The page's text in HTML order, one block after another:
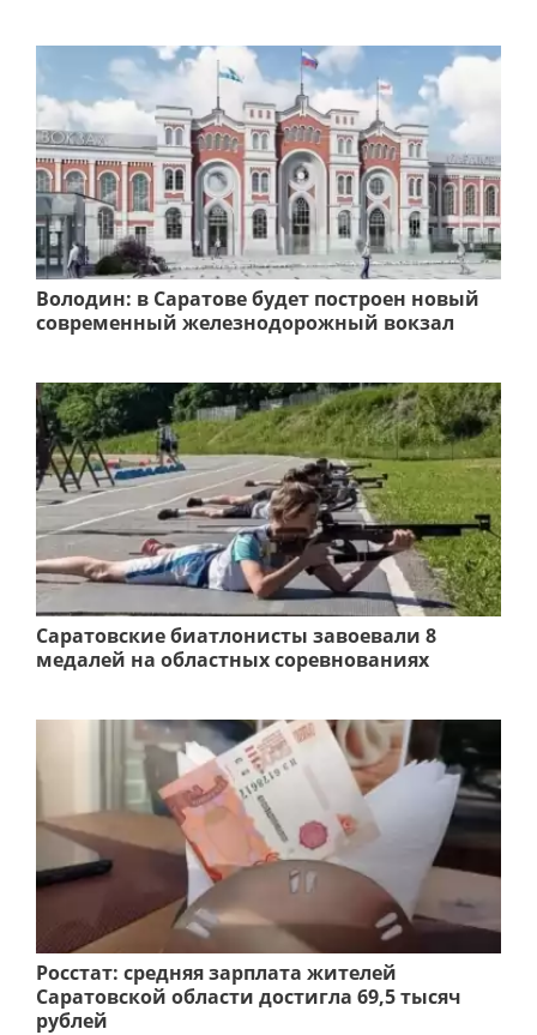
Володин: в Саратове будет построен новый
современный железнодорожный вокзал
Саратовские биатлонисты завоевали 8
медалей на областных соревнованиях
Росстат: средняя зарплата жителей
Саратовской области достигла 69,5 тысяч
рублей